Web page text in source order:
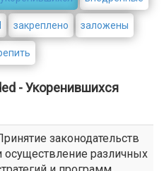
закреплено заложены
- Укоренившихся
законодательств
осуществление различных